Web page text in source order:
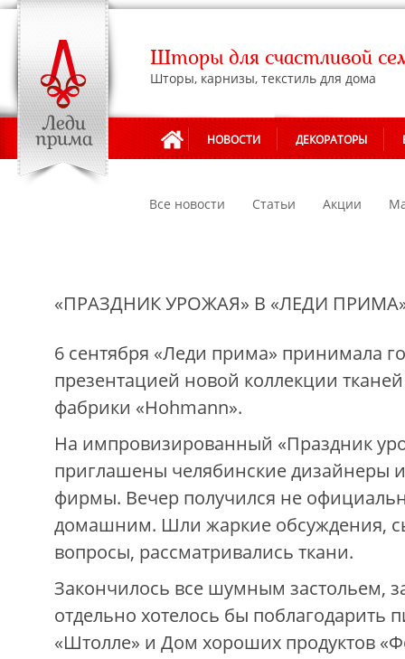
Шторы для счастливой
Шторы, карнизы, текстиль для дома
НОВОСТИ ДЕКОРАТОРЫ
Все новости Статьи Акции
«ПРАЗДНИК УРОЖАЯ» В «ЛЕДИ
6 сентября «Леди прима» принимала
презентацией новой коллекции
фабрики «Hohmann».
На импровизированный «Праздник
приглашены челябинские дизайнеры
фирмы. Вечер получился не
домашним. Шли жаркие обсуждения,
вопросы, рассматривались ткани.
Закончилось все шумным застольем,
отдельно хотелось бы поблагодарить
«Штолле» и Дом хороших продуктов